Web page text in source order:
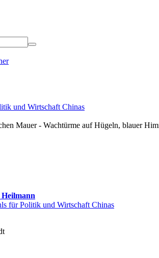
und Wirtschaft Chinas
für Politik und Wirtschaft Chinas